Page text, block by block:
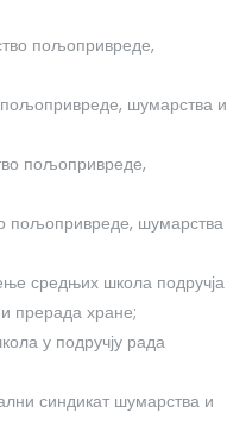
пољопривреде,
шумарства и
пољопривреде,
пољопривреде, шумарства
средњих школа подручја
прерада хране;
у подручју рада
синдикат шумарства и